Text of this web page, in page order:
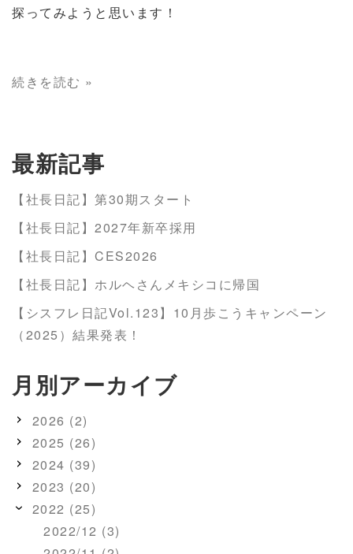
探ってみようと思います！
続きを読む »
最新記事
【社長日記】第30期スタート
【社長日記】2027年新卒採用
【社長日記】CES2026
【社長日記】ホルヘさんメキシコに帰国
【シスフレ日記Vol.123】10月歩こうキャンペーン
（2025）結果発表！
月別アーカイブ
2026 (2)
2025 (26)
2024 (39)
2023 (20)
2022 (25)
2022/12 (3)